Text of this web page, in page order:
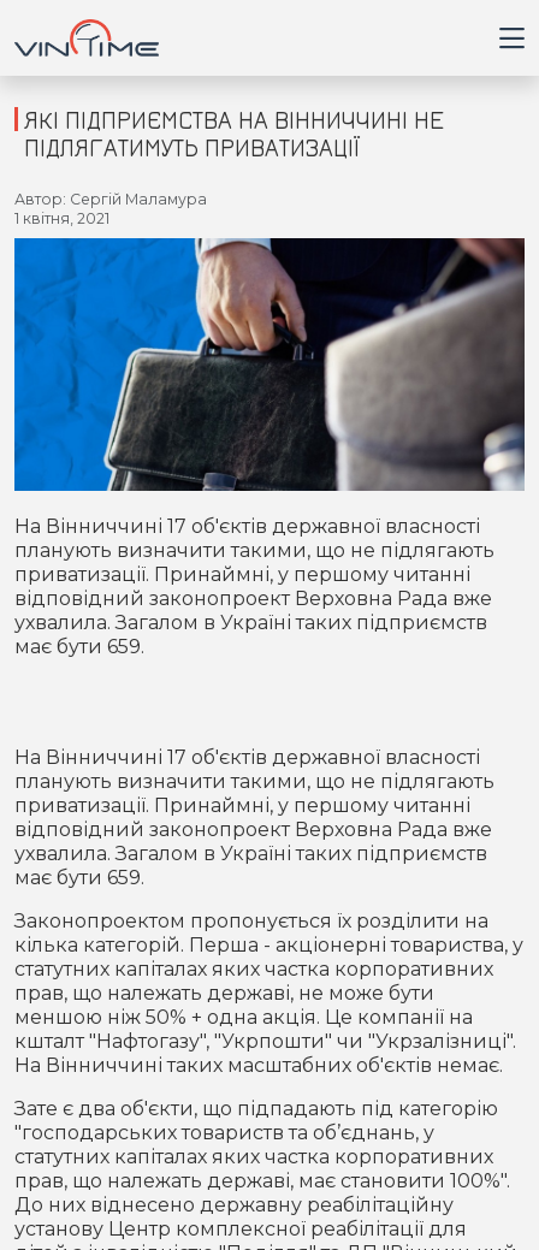
Головна
Війна
Новини
Кримінал
Здоров'я
Приватна думка
В кулуарах
Місто
Життя
Партнери
Спорт
Футбол
Контакти
Підписатись на нас у Telegram
ЯКІ ПІДПРИЄМСТВА НА ВІННИЧЧИНІ НЕ
ПІДЛЯГАТИМУТЬ ПРИВАТИЗАЦІЇ
Автор: Сергій Маламура
1 квітня, 2021
На Вінниччині 17 об'єктів державної власності
планують визначити такими, що не підлягають
приватизації. Принаймні, у першому читанні
відповідний законопроект Верховна Рада вже
ухвалила. Загалом в Україні таких підприємств
має бути 659.
На Вінниччині 17 об'єктів державної власності
планують визначити такими, що не підлягають
приватизації. Принаймні, у першому читанні
відповідний законопроект Верховна Рада вже
ухвалила. Загалом в Україні таких підприємств
має бути 659.
Законопроектом пропонується їх розділити на
кілька категорій. Перша - акціонерні товариства, у
статутних капіталах яких частка корпоративних
прав, що належать державі, не може бути
меншою ніж 50% + одна акція. Це компанії на
кшталт "Нафтогазу", "Укрпошти" чи "Укрзалізниці".
На Вінниччині таких масштабних об'єктів немає.
Зате є два об'єкти, що підпадають під категорію
"господарських товариств та об’єднань, у
статутних капіталах яких частка корпоративних
прав, що належать державі, має становити 100%".
До них віднесено державну реабілітаційну
установу Центр комплексної реабілітації для